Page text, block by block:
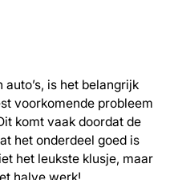
is het belangrijk
voorkomende probleem
komt vaak doordat de
het onderdeel goed is
het leukste klusje, maar